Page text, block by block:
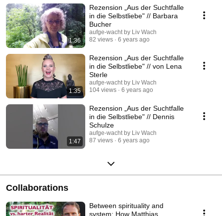
1:36
Rezension „Aus der Suchtfalle
in die Selbstliebe" // Barbara
Bucher
aufge-wacht by Liv Wach
82 views
6 years ago
1:35
Rezension „Aus der Suchtfalle
in die Selbstliebe" // von Lena
Sterle
aufge-wacht by Liv Wach
104 views
6 years ago
1:47
Rezension „Aus der Suchtfalle
in die Selbstliebe" // Dennis
Schulze
aufge-wacht by Liv Wach
87 views
6 years ago
Collaborations
Between spirituality and
system: How Matthias